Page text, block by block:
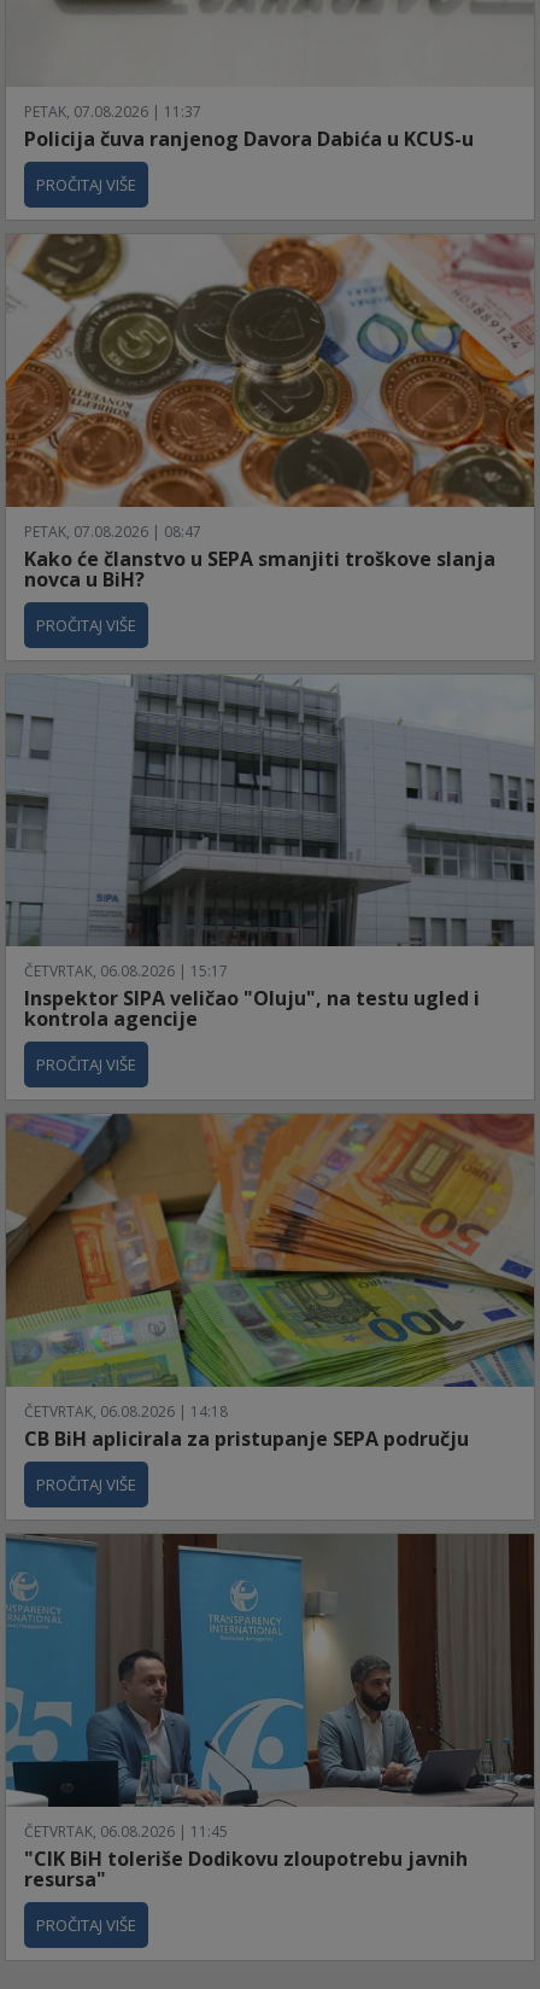
PETAK, 07.08.2026 | 11:37
Policija čuva ranjenog Davora Dabića u KCUS-u
PROČITAJ VIŠE
PETAK, 07.08.2026 | 08:47
Kako će članstvo u SEPA smanjiti troškove slanja
novca u BiH?
PROČITAJ VIŠE
ČETVRTAK, 06.08.2026 | 15:17
Inspektor SIPA veličao "Oluju", na testu ugled i
kontrola agencije
PROČITAJ VIŠE
ČETVRTAK, 06.08.2026 | 14:18
CB BiH aplicirala za pristupanje SEPA području
PROČITAJ VIŠE
ČETVRTAK, 06.08.2026 | 11:45
"CIK BiH toleriše Dodikovu zloupotrebu javnih
resursa"
PROČITAJ VIŠE